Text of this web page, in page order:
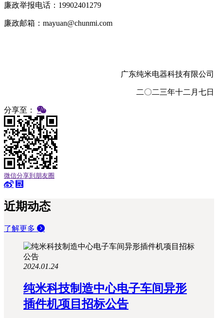
廉政举报电话：19902401279
廉政邮箱：mayuan@chunmi.com
广东纯米电器科技有限公司
二〇二三年十二月七日
分享至：
微信分享到朋友圈
近期动态
了解更多
2024.01.24
纯米科技制造中心电子车间异形
插件机项目招标公告